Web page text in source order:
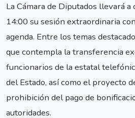
La Cámara de Diputados llevará a
14:00 su sesión extraordinaria
agenda. Entre los temas
que contempla la transferencia
funcionarios de la estatal
del Estado, así como el proyecto
prohibición del pago de
autoridades.